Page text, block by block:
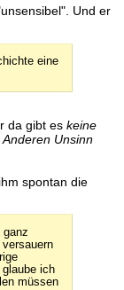
Und er
eine
da gibt eskeine
.Anderen Unsinn
spontan die
ganz
ich
müssen